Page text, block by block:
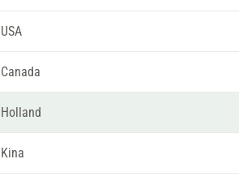
USA
Canada
Holland
Kina